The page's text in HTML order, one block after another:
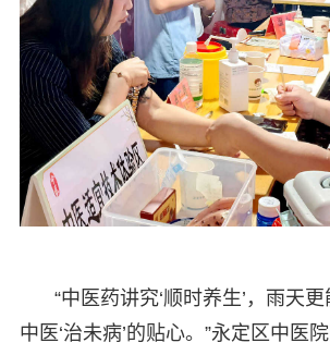
“中医药讲究‘顺时养生’，雨天
中医‘治未病’的贴心。”永定区中医